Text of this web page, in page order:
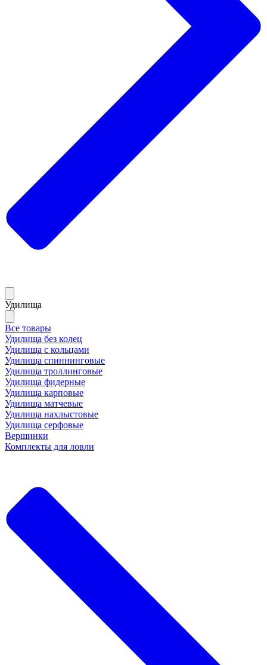
Удилища
Все товары
Удилища без колец
Удилища с кольцами
Удилища спиннинговые
Удилища троллинговые
Удилища фидерные
Удилища карповые
Удилища матчевые
Удилища нахлыстовые
Удилища серфовые
Вершинки
Комплекты для ловли